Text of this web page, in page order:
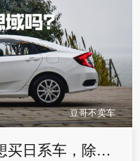
豆哥不卖车
豆车一分钟：手捏15万想买日系车，除了思域还有啥可选？